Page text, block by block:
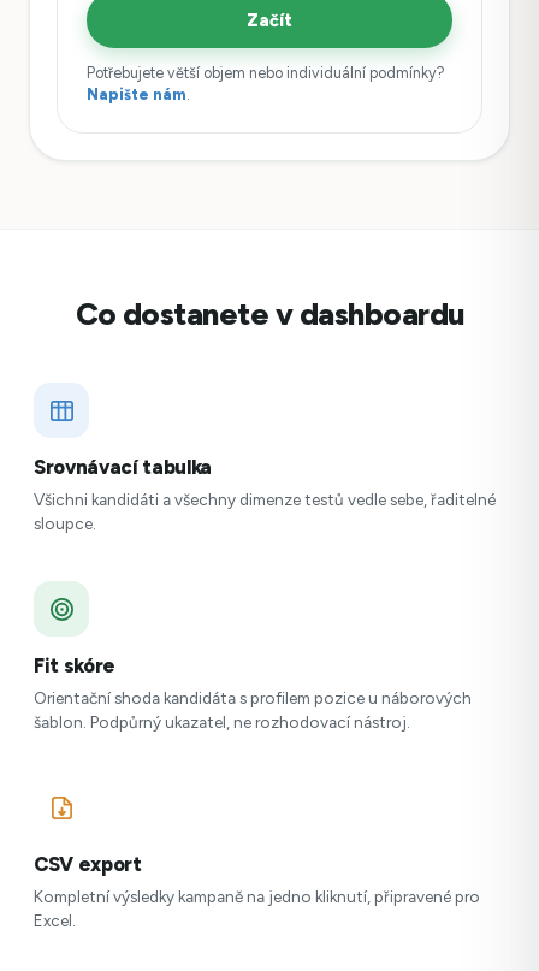
Začít
Potřebujete větší objem nebo individuální podmínky?
Napište nám.
Co dostanete v dashboardu
Srovnávací tabulka
Všichni kandidáti a všechny dimenze testů vedle sebe, řaditelné
sloupce.
Fit skóre
Orientační shoda kandidáta s profilem pozice u náborových
šablon. Podpůrný ukazatel, ne rozhodovací nástroj.
CSV export
Kompletní výsledky kampaně na jedno kliknutí, připravené pro
Excel.